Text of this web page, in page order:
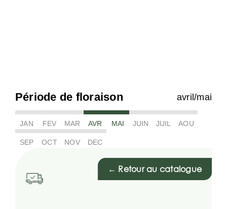
Période de floraison avril/mai
JAN FEV MAR AVR MAI JUIN JUIL AOU
SEP OCT NOV DEC
← Retour au catalogue